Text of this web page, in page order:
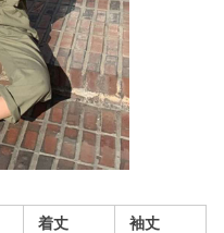
着丈
袖丈